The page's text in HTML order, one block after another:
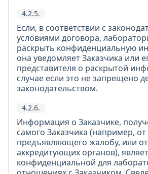
4.2.5.
Если, в соответствии с
условиями договора,
раскрыть конфиденциальную
она уведомляет Заказчика или
представителя о раскрытой
случае если это не запрещено
законодательством.
4.2.6.
Информация о Заказчике,
самого Заказчика (например, от
предъявляющего жалобу, или
аккредитующих органов),
конфиденциальной для